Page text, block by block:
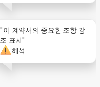
"이 계약서의 중요한 조항 강
조 표시"
해석